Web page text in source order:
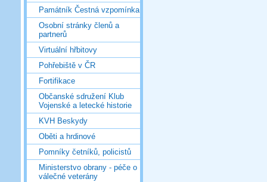
Památník Čestná vzpomínka
Osobní stránky členů a
partnerů
Virtuální hřbitovy
Pohřebiště v ČR
Fortifikace
Občanské sdružení Klub
Vojenské a letecké historie
KVH Beskydy
Oběti a hrdinové
Pomníky četníků, policistů
Ministerstvo obrany - péče o
válečné veterány